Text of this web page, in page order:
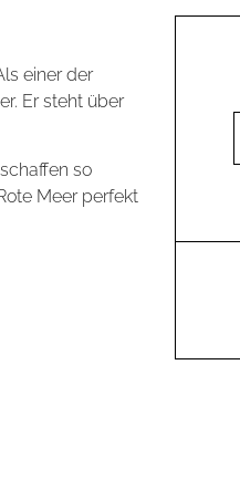
einer der
Er steht über
so
Meer perfekt